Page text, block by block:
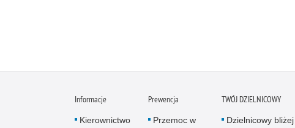
Informacje
Kierownictwo
Prewencja
Przemoc w
TWÓJ DZIELNICOWY
Dzielnicowy bliżej